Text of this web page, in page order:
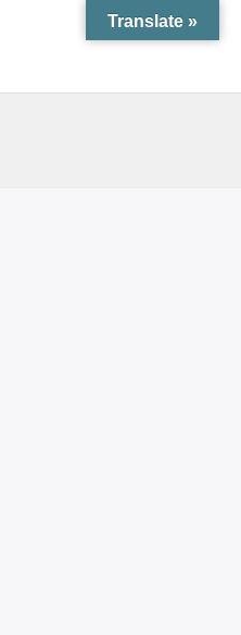
Translate »